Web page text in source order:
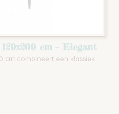
cm – Elegant
Design voor
cm combineert een klassiek…